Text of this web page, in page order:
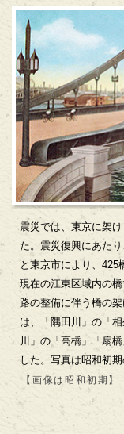
震災では、東京に架
た。震災復興にあた
と東京市により、425
現在の江東区域内の
路の整備に伴う橋の
は、「隅田川」の「
川」の「高橋」「扇
した。写真は昭和初期
【画像は昭和初期】